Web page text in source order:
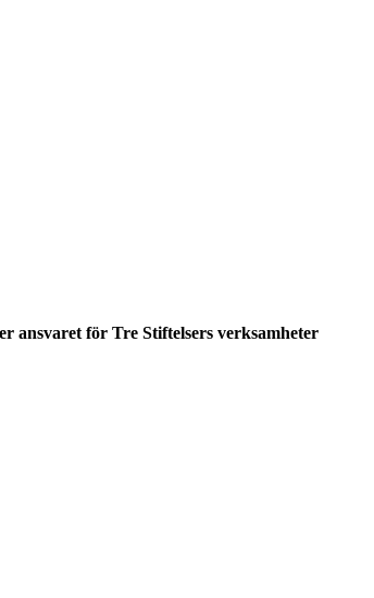
ansvaret för Tre Stiftelsers verksamheter